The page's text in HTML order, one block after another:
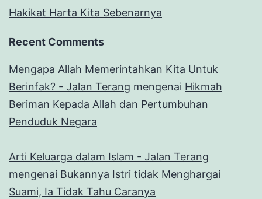
Hakikat Harta Kita Sebenarnya
Recent Comments
Mengapa Allah Memerintahkan Kita Untuk
Berinfak? - Jalan Terang mengenai Hikmah
Beriman Kepada Allah dan Pertumbuhan
Penduduk Negara
Arti Keluarga dalam Islam - Jalan Terang
mengenai Bukannya Istri tidak Menghargai
Suami, Ia Tidak Tahu Caranya